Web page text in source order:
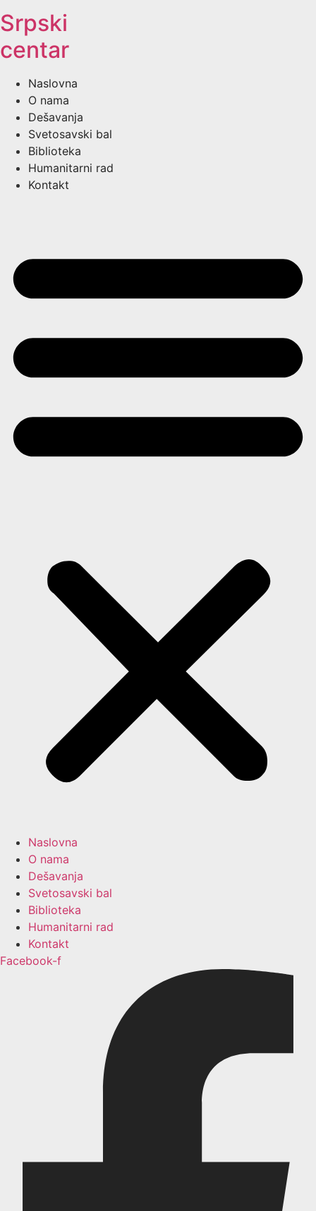
Srpski
centar
Naslovna
O nama
Dešavanja
Svetosavski bal
Biblioteka
Humanitarni rad
Kontakt
Naslovna
O nama
Dešavanja
Svetosavski bal
Biblioteka
Humanitarni rad
Kontakt
Facebook-f